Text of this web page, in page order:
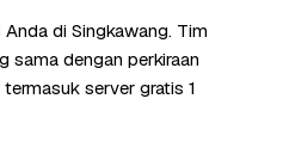
di Singkawang. Tim
sama dengan perkiraan
server gratis 1